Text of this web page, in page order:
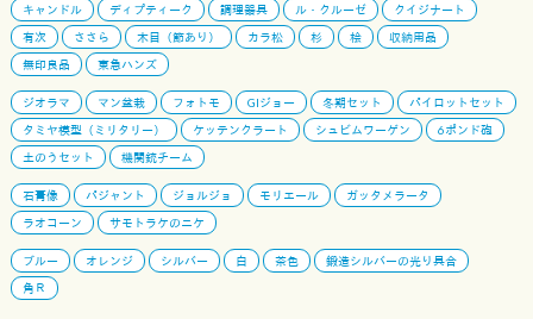
キャンドル
ディプティーク 調理器具 ル・クルーゼ
クイジナート
有次
ささら 木目（節あり） カラ松 杉 桧
収納用品
無印良品
東急ハンズ
ジオラマ マン盆栽 フォトモ GIジョー 冬期セット
パイロットセット
タミヤ模型（ミリタリー）
ケッテンクラート シュビムワーゲン
6ポンド砲
土のうセット
機関銃チーム
石膏像 パジャント ジョルジョ モリエール
ガッタメラータ
ラオコーン
サモトラケのニケ
ブルー オレンジ シルバー 白 茶色
鍛造シルバーの光り具合
角Ｒ